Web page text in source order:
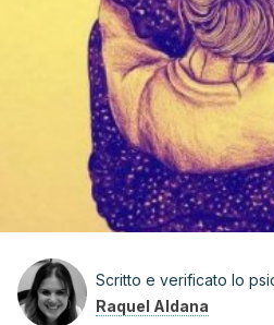
Scritto e verificato lo
Raquel Aldana